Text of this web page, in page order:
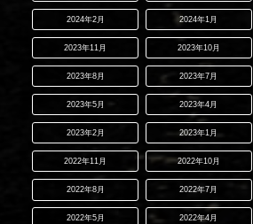
2024年2月 2024年1月
2023年11月 2023年10月
2023年8月 2023年7月
2023年5月 2023年4月
2023年2月 2023年1月
2022年11月 2022年10月
2022年8月 2022年7月
2022年5月 2022年4月